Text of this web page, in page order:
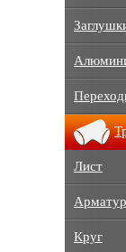
Лист
Круг